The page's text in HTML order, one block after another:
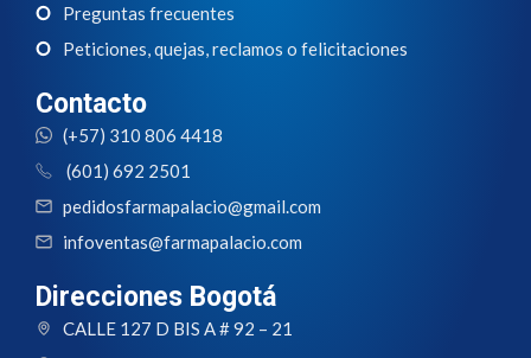
Preguntas frecuentes
Peticiones, quejas, reclamos o felicitaciones
Contacto
(+57) 310 806 4418
(601) 692 2501
pedidosfarmapalacio@gmail.com
infoventas@farmapalacio.com
Direcciones Bogotá
CALLE 127 D BIS A # 92 – 21